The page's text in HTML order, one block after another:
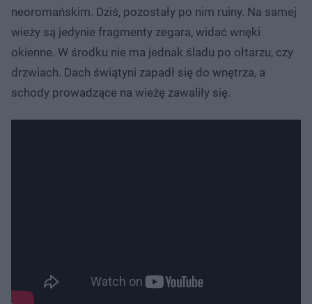
neoromańskim. Dziś, pozostały po nim ruiny. Na samej
wieży są jedynie fragmenty zegara, widać wnęki
okienne. W środku nie ma jednak śladu po ołtarzu, czy
drzwiach. Dach świątyni zapadł się do wnętrza, a
schody prowadzące na wieżę zawaliły się.